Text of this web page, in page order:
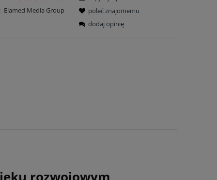
Elamed Media Group
poleć znajomemu
dodaj opinię